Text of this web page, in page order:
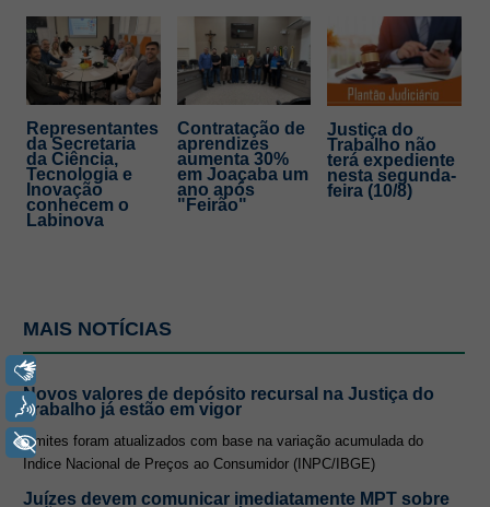
Representantes
da Secretaria
da Ciência,
Tecnologia e
Inovação
conhecem o
Labinova
Contratação de
aprendizes
aumenta 30%
em Joaçaba um
ano após
"Feirão"
Justiça do
Trabalho não
terá expediente
nesta segunda-
feira (10/8)
MAIS NOTÍCIAS
Novos valores de depósito recursal na Justiça do
Trabalho já estão em vigor
Limites foram atualizados com base na variação acumulada do
Índice Nacional de Preços ao Consumidor (INPC/IBGE)
Juízes devem comunicar imediatamente MPT sobre
Voz
+ Acessibilidade